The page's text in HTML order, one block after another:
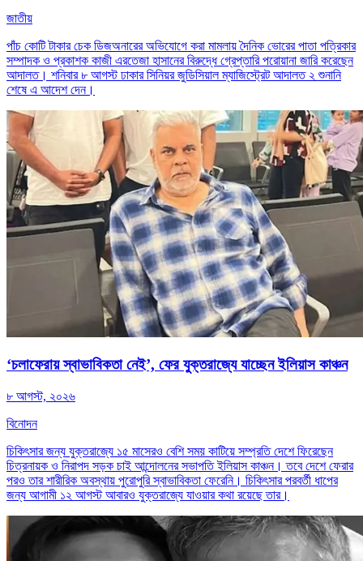
জাতীয়
পাঁচ কোটি টাকার চেক ডিজঅনারের অভিযোগে করা মামলায় দৈনিক ভোরের পাতা পত্রিকার
সম্পাদক ও প্রকাশক কাজী এরতেজা হাসানের বিরুদ্ধে গ্রেপ্তারি পরোয়ানা জারি করেছেন
আদালত। শনিবার ৮ আগস্ট ঢাকার সিনিয়র জুডিসিয়াল ম্যাজিস্ট্রেট আদালত ২ শুনানি
শেষে এ আদেশ দেন।
‘চলাফেরায় স্বাভাবিকতা নেই’, ফের যুক্তরাজ্যে যাচ্ছেন ইলিয়াস কাঞ্চন
৮ আগস্ট, ২০২৬
বিনোদন
চিকিৎসার জন্য যুক্তরাজ্যে ১৫ মাসেরও বেশি সময় কাটিয়ে সম্প্রতি দেশে ফিরেছেন
চিত্রনায়ক ও নিরাপদ সড়ক চাই আন্দোলনের সভাপতি ইলিয়াস কাঞ্চন। তবে দেশে ফেরার
পরও তার শারীরিক অবস্থায় পুরোপুরি স্বাভাবিকতা ফেরেনি। চিকিৎসার পরবর্তী ধাপের
জন্য আগামী ১২ আগস্ট আবারও যুক্তরাজ্যে যাওয়ার কথা রয়েছে তার।